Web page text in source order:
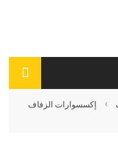
› إكسسوارات الزفاف